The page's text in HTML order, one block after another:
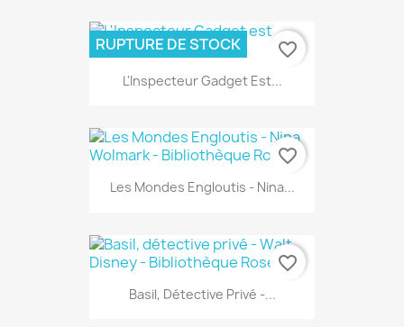
L'Inspecteur Gadget Est...
RUPTURE DE STOCK favorite_border
Les Mondes Engloutis - Nina...
favorite_border
Basil, Détective Privé -...
favorite_border